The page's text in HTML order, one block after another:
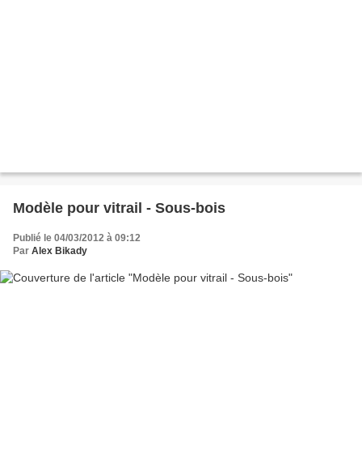
Modèle pour vitrail - Sous-bois
Publié le 04/03/2012 à 09:12
Par Alex Bikady